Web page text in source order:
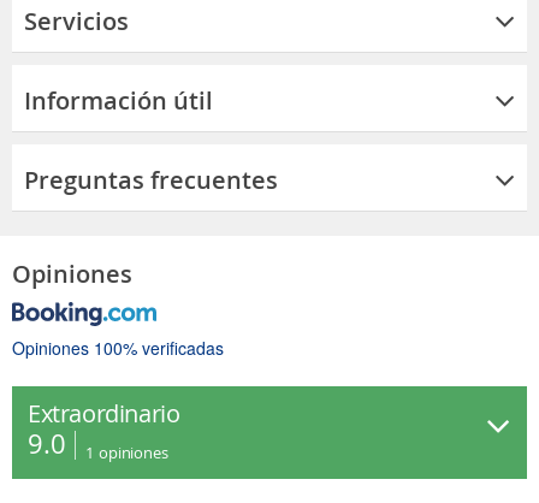
Servicios
Información útil
Preguntas frecuentes
Opiniones
Opiniones 100% verificadas
Extraordinario
9.0 1 opiniones